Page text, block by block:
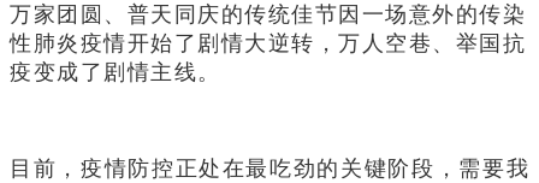
万家团圆、普天同庆的传统佳节因一场意外的传染
性肺炎疫情开始了剧情大逆转，万人空巷、举国抗
疫变成了剧情主线。
目前， 疫情防控正处在最吃劲的关键阶段，需要我